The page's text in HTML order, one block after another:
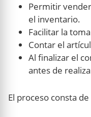
Permitir
el inventario.
Facilitar la
Contar el
Al finalizar el
antes de
El proceso consta